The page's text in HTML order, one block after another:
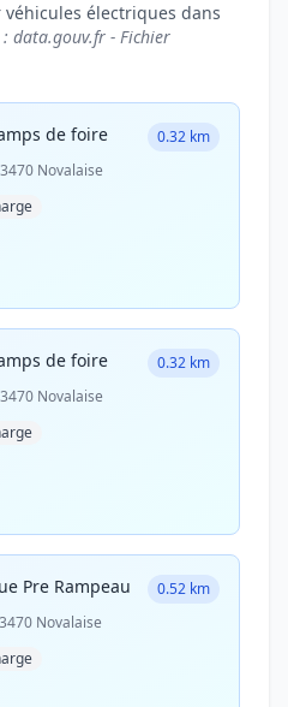
électriques dans
: data.gouv.fr - Fichier
de foire
0.32 km
Novalaise
de foire
0.32 km
Novalaise
Pre Rampeau
0.52 km
Novalaise